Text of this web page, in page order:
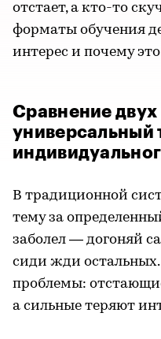
отстает, а кто-то
форматы обучения
интерес и почему
Сравнение двух
универсальный
В традиционной
тему за
заболел — догоняй
сиди жди остальных.
проблемы:
а сильные теряют